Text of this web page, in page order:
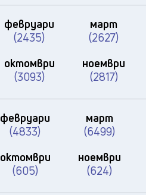
февруари
(2435)
март
(2627)
октомври
(3093)
ноември
(2817)
февруари
(4833)
март
(6499)
октомври
(605)
ноември
(624)